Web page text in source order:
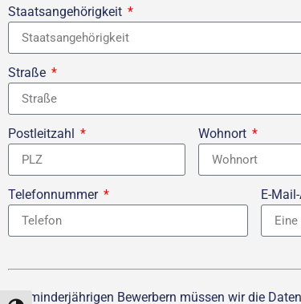
Staatsangehörigkeit
Straße
Postleitzahl Wohnort
Telefonnummer E-
Bei minderjährigen Bewerbern müssen wir die